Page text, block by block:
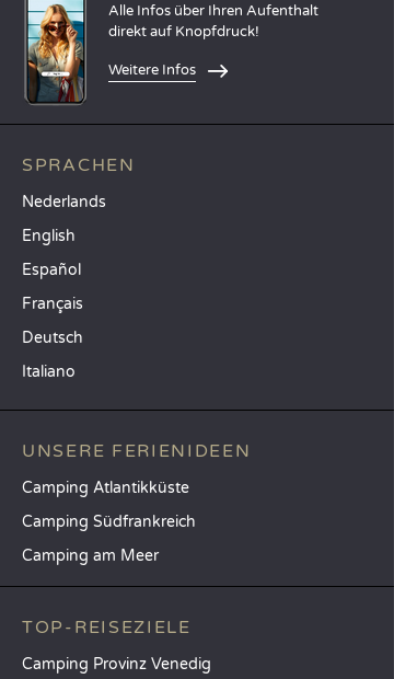
Alle Infos über Ihren Aufenthalt
direkt auf Knopfdruck!
Weitere Infos
SPRACHEN
Nederlands
English
Español
Français
Deutsch
Italiano
UNSERE FERIENIDEEN
Camping Atlantikküste
Camping Südfrankreich
Camping am Meer
TOP-REISEZIELE
Camping Provinz Venedig